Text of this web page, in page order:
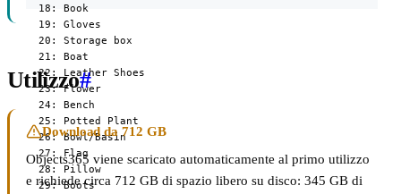
  18: Book
  19: Gloves
  20: Storage box
  21: Boat
  22: Leather Shoes
  23: Flower
  24: Bench
  25: Potted Plant
  26: Bowl/Basin
  27: Flag
  28: Pillow
  29: Boots
Utilizzo#
Download da 712 GB
Objects365 viene scaricato automaticamente al primo utilizzo
e richiede circa 712 GB di spazio libero su disco: 345 GB di